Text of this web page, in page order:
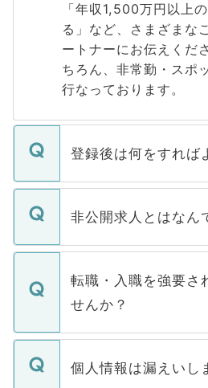
「年収1,500万円以上
る」など、さまざまな
ートナーにお伝えくだ
ちろん、非常勤・スポ
行なっております。
登録後は何をすれば
ご登録いただきました
登録内容を確認し、そ
ます。通常、5営業日
いただきますので、し
非公開求人とはなん
マイナビDOCTORで
うち約3割は、Webサ
けない「非公開求人」
下記の理由によって、
ません。
■応募殺到を避けるた
転職・入職を強要さ
せんか？
転職・入職を強要する
ん。また、仮に応募先
個人情報は漏えいし